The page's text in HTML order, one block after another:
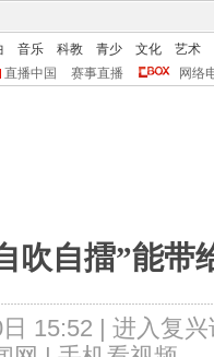
音乐 科教 青少 文化
艺术
直播中国 赛事直播 网络
吹自擂”能带
15:52 | 进入复兴